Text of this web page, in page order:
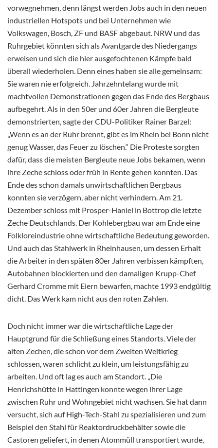
vorwegnehmen, denn längst werden Jobs auch in den neuen
industriellen Hotspots und bei Unternehmen wie
Volkswagen, Bosch, ZF und BASF abgebaut. NRW und das
Ruhrgebiet könnten sich als Avantgarde des Niedergangs
erweisen und sich die hier ausgefochtenen Kämpfe bald
überall wiederholen. Denn eines haben sie alle gemeinsam:
Sie waren nie erfolgreich. Jahrzehntelang wurde mit
machtvollen Demonstrationen gegen das Ende des Bergbaus
aufbegehrt. Als in den 50er und 60er Jahren die Bergleute
demonstrierten, sagte der CDU-Politiker Rainer Barzel:
„Wenn es an der Ruhr brennt, gibt es im Rhein bei Bonn nicht
genug Wasser, das Feuer zu löschen.“ Die Proteste sorgten
dafür, dass die meisten Bergleute neue Jobs bekamen, wenn
ihre Zeche schloss oder früh in Rente gehen konnten. Das
Ende des schon damals unwirtschaftlichen Bergbaus
konnten sie verzögern, aber nicht verhindern. Am 21.
Dezember schloss mit Prosper-Haniel in Bottrop die letzte
Zeche Deutschlands. Der Kohlebergbau war am Ende eine
Folkloreindustrie ohne wirtschaftliche Bedeutung geworden.
Und auch das Stahlwerk in Rheinhausen, um dessen Erhalt
die Arbeiter in den späten 80er Jahren verbissen kämpften,
Autobahnen blockierten und den damaligen Krupp-Chef
Gerhard Cromme mit Eiern bewarfen, machte 1993 endgültig
dicht. Das Werk kam nicht aus den roten Zahlen.
Doch nicht immer war die wirtschaftliche Lage der
Hauptgrund für die Schließung eines Standorts. Viele der
alten Zechen, die schon vor dem Zweiten Weltkrieg
schlossen, waren schlicht zu klein, um leistungsfähig zu
arbeiten. Und oft lag es auch am Standort. „Die
Henrichshütte in Hattingen konnte wegen ihrer Lage
zwischen Ruhr und Wohngebiet nicht wachsen. Sie hat dann
versucht, sich auf High-Tech-Stahl zu spezialisieren und zum
Beispiel den Stahl für Reaktordruckbehälter sowie die
Castoren geliefert, in denen Atommüll transportiert wurde,